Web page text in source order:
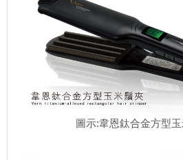
圖示:韋恩鈦合金方型